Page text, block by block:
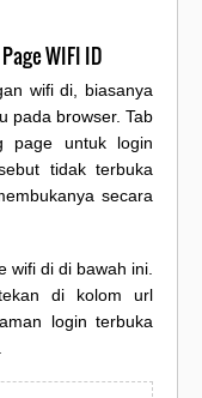
WIFI ID
wifi di, biasanya
pada browser. Tab
page untuk login
tidak terbuka
secara
wifi di di bawah ini.
di kolom url
login terbuka